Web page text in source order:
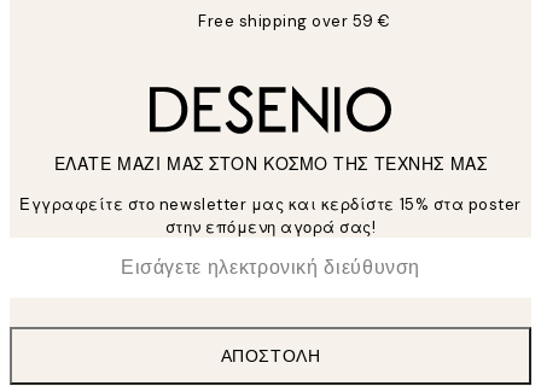
Free shipping over 59 €
ΕΛΑΤΕ ΜΑΖΙ ΜΑΣ ΣΤΟΝ ΚΟΣΜΟ ΤΗΣ ΤΕΧΝΗΣ ΜΑΣ
Εγγραφείτε στο newsletter μας και κερδίστε 15% στα poster
στην επόμενη αγορά σας!
Ηλεκτρονική Διεύθυνση
ΑΠΟΣΤΟΛΉ